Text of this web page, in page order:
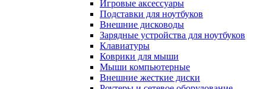
Игровые аксессуары
Подставки для ноутбуков
Внешние дисководы
Зарядные устройства для ноутбуков
Клавиатуры
Коврики для мыши
Мыши компьютерные
Внешние жесткие диски